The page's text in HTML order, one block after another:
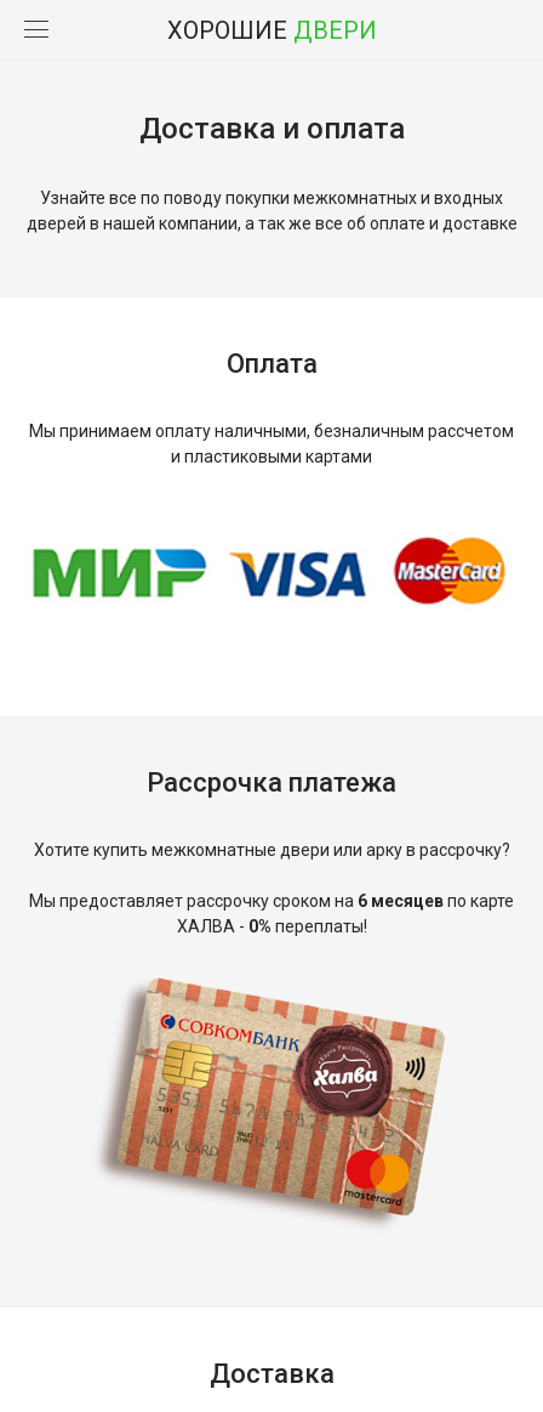
ХОРОШИЕ ДВЕРИ
Доставка и оплата
Узнайте все по поводу покупки межкомнатных и входных
дверей в нашей компании, а так же все об оплате и доставке
Оплата
Мы принимаем оплату наличными, безналичным рассчетом
и пластиковыми картами
Рассрочка платежа
Хотите купить межкомнатные двери или арку в рассрочку?
Мы предоставляет рассрочку сроком на 6 месяцевпо карте
ХАЛВА - 0% переплаты!
Доставка